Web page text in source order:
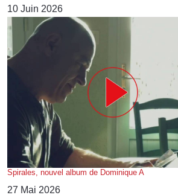
10 Juin 2026
Spirales, nouvel album de Dominique A
27 Mai 2026